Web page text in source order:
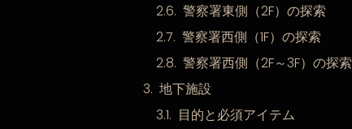
警察署東側（2F）の探索
警察署西側（1F）の探索
警察署西側（2F～3F）の探索
地下施設
目的と必須アイテム